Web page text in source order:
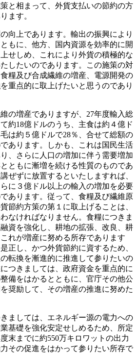
と相まって、外貨支払いの節約の方
ます。
向上であります。輸出の振興により
もに、他方、国内資源を効率的に開
せしめ、これにより外貨の積極的な
したいのであります。この施策の対
糧及び合成繊維の増産、電源開発の
重点的に取上げたいと思うのであり
の増産でありますが、27年度輸入総
約18億ドルのうち、主食は約４億ド
は約５億ドルで28％、合せて総額の
あります。しかも、これは国民生活
、さらに人口の増加に伴う需要増加
ともに漸増を続ける性質のものであ
ぜずに放置するといたしますれば、
に３億ドル以上の輸入の増加を必要
あります。従って、食糧及び繊維原
節約方策の第１に取上げることは、
なければなりません。食糧につきま
資を強化し、耕地の拡張、改良、耕
れが増産に努める所存であります
正し、かつ外貨節約に資するため、
転換を漸進的に推進して参りたいの
つきましては、政府資金を重点的に
備をはかるとともに、官庁その他公
奨励して、その増産の推進に努めた
ましては、エネルギー源の電力への
基礎を強化安定せしめるため、所定
末までに約550万キロワットの出力
その促進をはかって参りたい所存で